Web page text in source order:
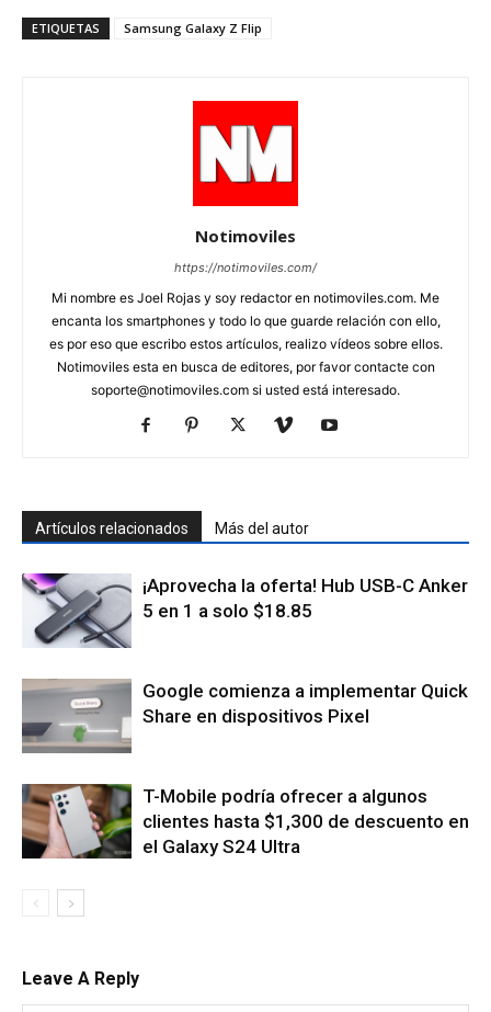
ETIQUETAS Samsung Galaxy Z Flip
Notimoviles
https://notimoviles.com/
Mi nombre es Joel Rojas y soy redactor en notimoviles.com. Me
encanta los smartphones y todo lo que guarde relación con ello,
es por eso que escribo estos artículos, realizo vídeos sobre ellos.
Notimoviles esta en busca de editores, por favor contacte con
soporte@notimoviles.com si usted está interesado.
Artículos relacionados Más del autor
¡Aprovecha la oferta! Hub USB-C Anker
5 en 1 a solo $18.85
Google comienza a implementar Quick
Share en dispositivos Pixel
T-Mobile podría ofrecer a algunos
clientes hasta $1,300 de descuento en
el Galaxy S24 Ultra
Leave A Reply